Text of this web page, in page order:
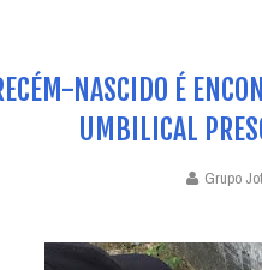
NASCIDO É
UMBILICAL
Grupo